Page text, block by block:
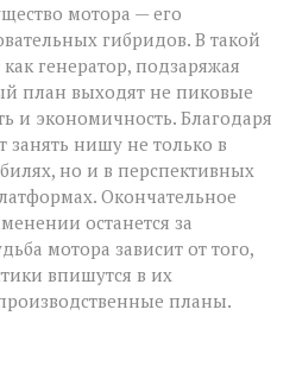
мотора — его
гибридов. В такой
генератор, подзаряжая
план выходят не пиковые
и экономичность. Благодаря
нишу не только в
но и в перспективных
Окончательное
останется за
мотора зависит от того,
впишутся в их
планы.